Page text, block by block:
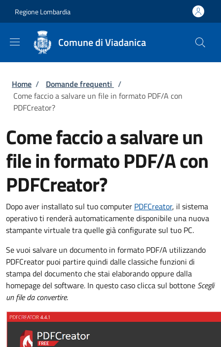
Regione Lombardia
Comune di Viadanica
Briciole di pane
Home / Domande frequenti /
Come faccio a salvare un file in formato PDF/A con
PDFCreator?
Come faccio a salvare un
file in formato PDF/A con
PDFCreator?
Dopo aver installato sul tuo computer PDFCreator, il sistema
operativo ti renderà automaticamente disponibile una nuova
stampante virtuale tra quelle già configurate sul tuo PC.
Se vuoi salvare un documento in formato PDF/A utilizzando
PDFCreator puoi partire quindi dalle classiche funzioni di
stampa del documento che stai elaborando oppure dalla
homepage del software. In questo caso clicca sul bottone Scegli
un file da convertire.